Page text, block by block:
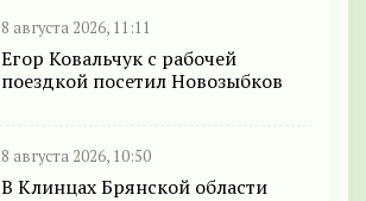
8 августа 2026, 11:11
Егор Ковальчук с рабочей
поездкой посетил Новозыбков
8 августа 2026, 10:50
В Клинцах Брянской области